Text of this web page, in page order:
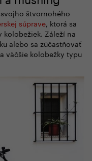
štvornohého
súprave, ktorá sa
Záleží na
alebo sa zúčastňovať
väčšie kolobežky typu